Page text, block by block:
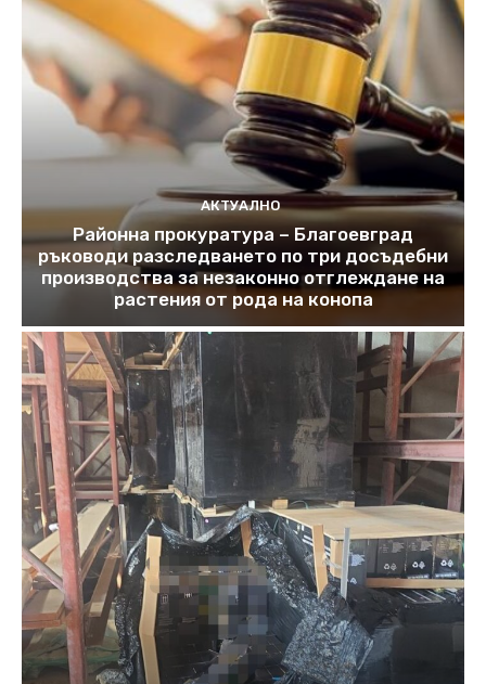
АКТУАЛНО
Районна прокуратура – Благоевград
ръководи разследването по три досъдебни
производства за незаконно отглеждане на
растения от рода на конопа